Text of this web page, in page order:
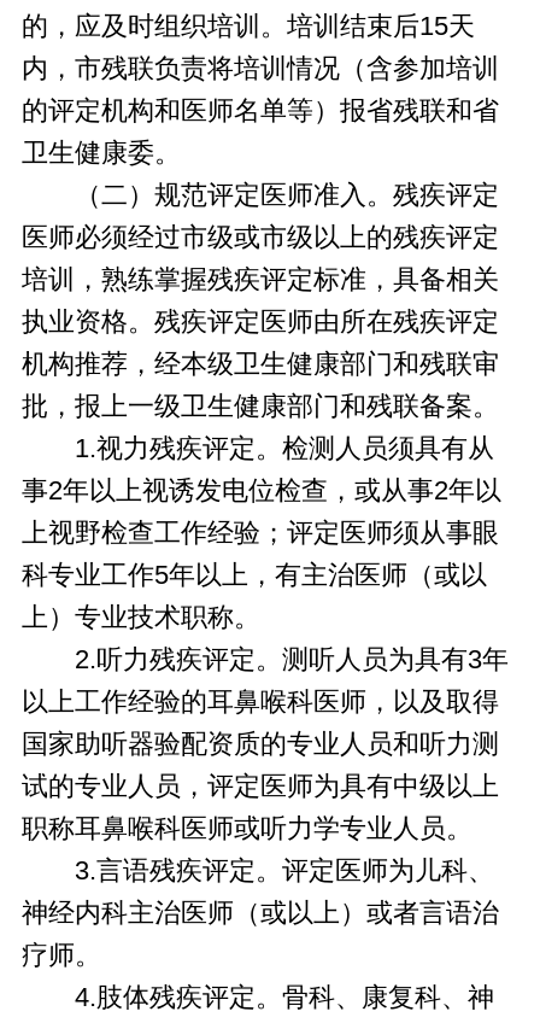
的，应及时组织培训。培训结束后15天
内，市残联负责将培训情况（含参加培训
的评定机构和医师名单等）报省残联和省
卫生健康委。
（二）规范评定医师准入。残疾评定
医师必须经过市级或市级以上的残疾评定
培训，熟练掌握残疾评定标准，具备相关
执业资格。残疾评定医师由所在残疾评定
机构推荐，经本级卫生健康部门和残联审
批，报上一级卫生健康部门和残联备案。
1.视力残疾评定。检测人员须具有从
事2年以上视诱发电位检查，或从事2年以
上视野检查工作经验；评定医师须从事眼
科专业工作5年以上，有主治医师（或以
上）专业技术职称。
2.听力残疾评定。测听人员为具有3年
以上工作经验的耳鼻喉科医师，以及取得
国家助听器验配资质的专业人员和听力测
试的专业人员，评定医师为具有中级以上
职称耳鼻喉科医师或听力学专业人员。
3.言语残疾评定。评定医师为儿科、
神经内科主治医师（或以上）或者言语治
疗师。
4.肢体残疾评定。骨科、康复科、神